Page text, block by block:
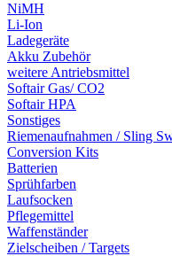
NiMH
Li-Ion
Ladegeräte
Akku Zubehör
weitere Antriebsmittel
Softair Gas/ CO2
Softair HPA
Sonstiges
Riemenaufnahmen / Sling
Conversion Kits
Batterien
Sprühfarben
Laufsocken
Pflegemittel
Waffenständer
Zielscheiben / Targets